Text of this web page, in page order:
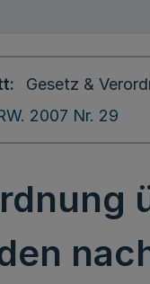
Gesetz &
2007 Nr. 29